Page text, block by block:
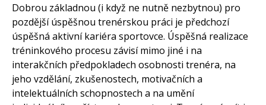
pronájem tenisové haly,
Tenisová dovolená, Tenisové
turnaje, Tenisový trenér,
Příměstské tenisové kempy
Dobrou základnou (i když ne nutně nezbytnou) pro
pozdější úspěšnou trenérskou práci je předchozí
úspěšná aktivní kariéra sportovce. Úspěšná realizace
tréninkového procesu závisí mimo jiné i na
interakčních předpokladech osobnosti trenéra, na
jeho vzdělání, zkušenostech, motivačních a
intelektuálních schopnostech a na umění